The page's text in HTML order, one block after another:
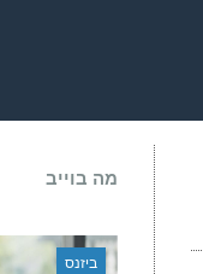
מה בוייב
ביזנס